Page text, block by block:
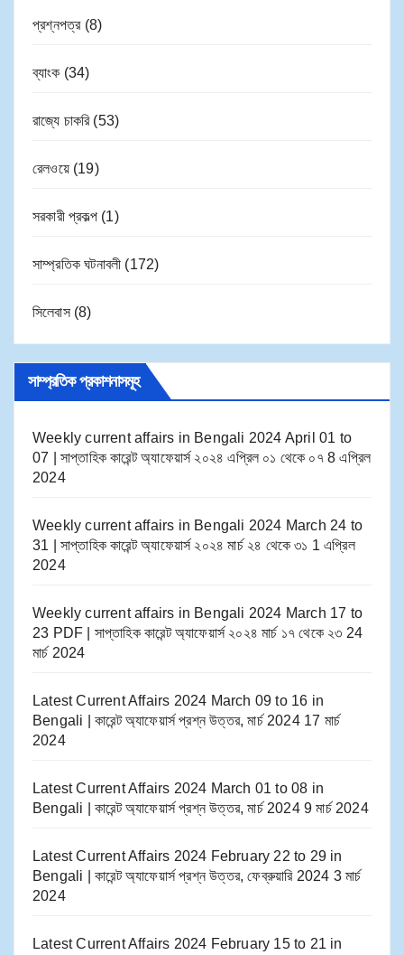
প্রশ্নপত্র(8)
ব্যাংক (34)
রাজ্যে চাকরি(53)
রেলওয়ে(19)
সরকারী প্রকল্প (1)
সাম্প্রতিক ঘটনাবলী (172)
সিলেবাস(8)
সাম্প্রতিক প্রকাশনাসমূহ
Weekly current affairs in Bengali 2024 April 01 to
07 | সাপ্তাহিক কারেন্ট অ্যাফেয়ার্স ২০২৪ এপ্রিল ০১ থেকে ০৭ 8 এপ্রিল
2024
Weekly current affairs in Bengali 2024 March 24 to
31 | সাপ্তাহিক কারেন্ট অ্যাফেয়ার্স ২০২৪ মার্চ ২৪ থেকে ৩১ 1 এপ্রিল
2024
Weekly current affairs in Bengali 2024 March 17 to
23 PDF | সাপ্তাহিক কারেন্ট অ্যাফেয়ার্স ২০২৪ মার্চ ১৭ থেকে ২৩ 24
মার্চ 2024
Latest Current Affairs 2024 March 09 to 16​ in
Bengali | কারেন্ট অ্যাফেয়ার্স প্রশ্ন উত্তর, মার্চ 2024 17 মার্চ
2024
Latest Current Affairs 2024 March 01 to 08​ in
Bengali | কারেন্ট অ্যাফেয়ার্স প্রশ্ন উত্তর, মার্চ 2024 9 মার্চ 2024
Latest Current Affairs 2024 February 22 to 29​ in
Bengali | কারেন্ট অ্যাফেয়ার্স প্রশ্ন উত্তর, ফেব্রুয়ারি 2024 3 মার্চ
2024
Latest Current Affairs 2024 February 15 to 21​ in